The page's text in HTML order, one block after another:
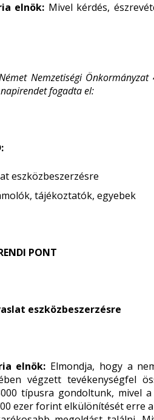
elnök: Mivel kérdés,
Nemzetiségi
fogadta el:
eszközbeszerzésre
tájékoztatók, egyebek
PONT
eszközbeszerzésre
elnök: Elmondja, hogy a
végzett tevékenységfel
típusra gondoltunk, mivel
ezer forint elkülönítését erre